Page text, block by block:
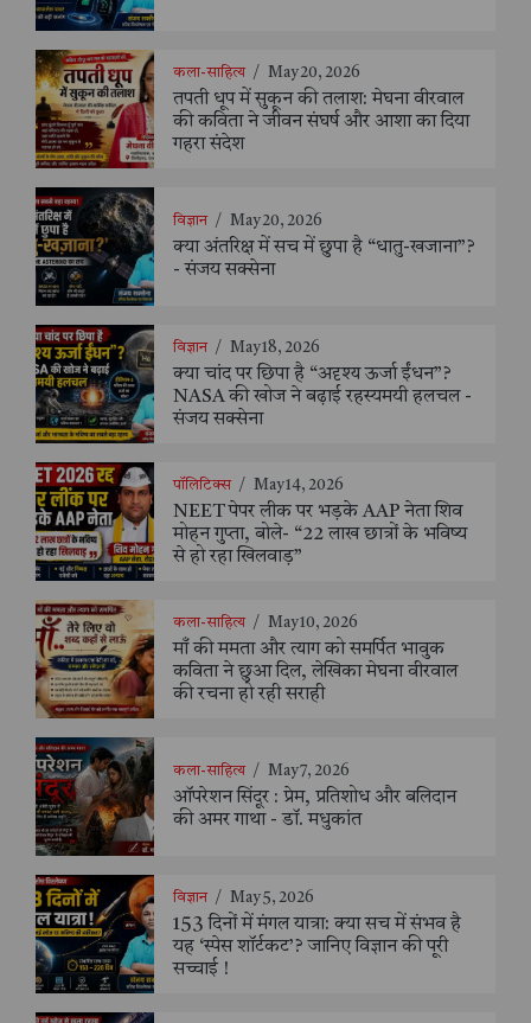
कला-साहित्य / May 20, 2026
तपती धूप में सुकून की तलाश: मेघना वीरवाल
की कविता ने जीवन संघर्ष और आशा का दिया
गहरा संदेश
विज्ञान / May 20, 2026
क्या अंतरिक्ष में सच में छुपा है “धातु-खजाना”?
- संजय सक्सेना
विज्ञान / May 18, 2026
क्या चांद पर छिपा है “अदृश्य ऊर्जा ईंधन”?
NASA की खोज ने बढ़ाई रहस्यमयी हलचल -
संजय सक्सेना
पॉलिटिक्स / May 14, 2026
NEET पेपर लीक पर भड़के AAP नेता शिव
मोहन गुप्ता, बोले- “22 लाख छात्रों के भविष्य
से हो रहा खिलवाड़”
कला-साहित्य / May 10, 2026
माँ की ममता और त्याग को समर्पित भावुक
कविता ने छुआ दिल, लेखिका मेघना वीरवाल
की रचना हो रही सराही
कला-साहित्य / May 7, 2026
ऑपरेशन सिंदूर : प्रेम, प्रतिशोध और बलिदान
की अमर गाथा - डॉ. मधुकांत
विज्ञान / May 5, 2026
153 दिनों में मंगल यात्रा: क्या सच में संभव है
यह ‘स्पेस शॉर्टकट’? जानिए विज्ञान की पूरी
सच्चाई !